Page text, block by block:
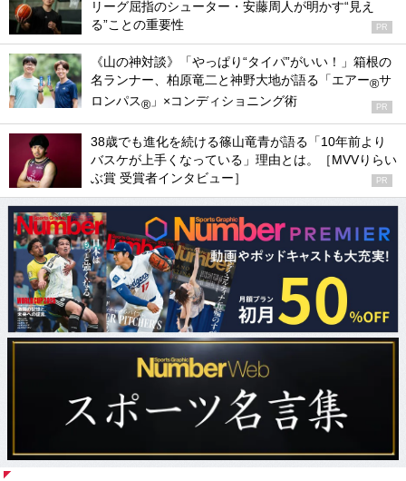
リーグ屈指のシューター・安藤周人が明かす“見え
る”ことの重要性
PR
《山の神対談》「やっぱり“タイパ”がいい！」箱根の
名ランナー、柏原竜二と神野大地が語る「エアー®サ
ロンパス® 」×コンディショニング術 PR
38歳でも進化を続ける篠山竜青が語る「10年前より
バスケが上手くなっている」理由とは。［MVVりらい
ぶ賞 受賞者インタビュー］
PR